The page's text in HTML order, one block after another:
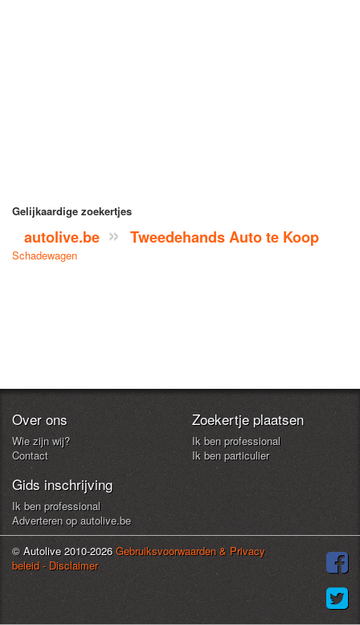
Gelijkaardige zoekertjes
autolive.be Tweedehands Auto te Koop
Schadewagen
Over ons
Wie zijn wij?
Contact
Zoekertje plaatsen
Ik ben professional
Ik ben particulier
Gids inschrijving
Ik ben professional
Adverteren op autolive.be
© Autolive 2010-2026Gebruiksvoorwaarden & Privacy
beleid - Disclaimer